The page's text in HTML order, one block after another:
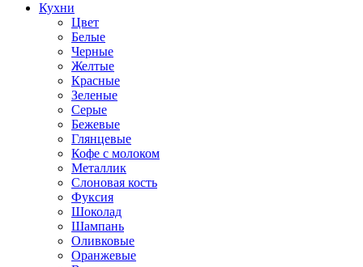
Кухни
Цвет
Белые
Черные
Желтые
Красные
Зеленые
Серые
Бежевые
Глянцевые
Кофе с молоком
Металлик
Слоновая кость
Фуксия
Шоколад
Шампань
Оливковые
Оранжевые